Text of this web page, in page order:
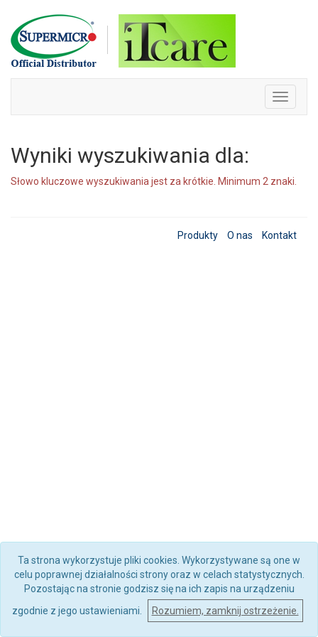
Skip
to
content
Toggle
Wyniki wyszukiwania dla:
Słowo kluczowe wyszukiwania jest za krótkie. Minimum 2 znaki.
Produkty O nas Kontakt
Ta strona wykorzystuje pliki cookies. Wykorzystywane są one w
celu poprawnej działalności strony oraz w celach statystycznych.
Pozostając na stronie godzisz się na ich zapis na urządzeniu
zgodnie z jego ustawieniami.
Rozumiem, zamknij ostrzeżenie.